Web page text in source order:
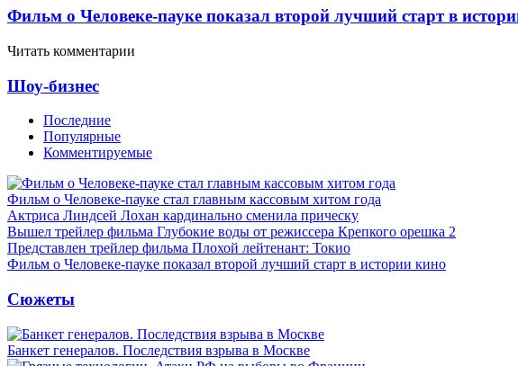
Фильм о Человеке-пауке показал второй лучший старт в
Читать комментарии
Шоу-бизнес
Последние
Популярные
Комментируемые
Фильм о Человеке-пауке стал главным кассовым хитом года
Актриса Линдсей Лохан кардинально сменила прическу
Вышел трейлер фильма Глубокие воды от режиссера Крепкого орешка 2
Представлен трейлер фильма Плохой лейтенант: Токио
Фильм о Человеке-пауке показал второй лучший старт в истории кино
Сюжеты
Банкет генералов. Последствия взрыва в Москве